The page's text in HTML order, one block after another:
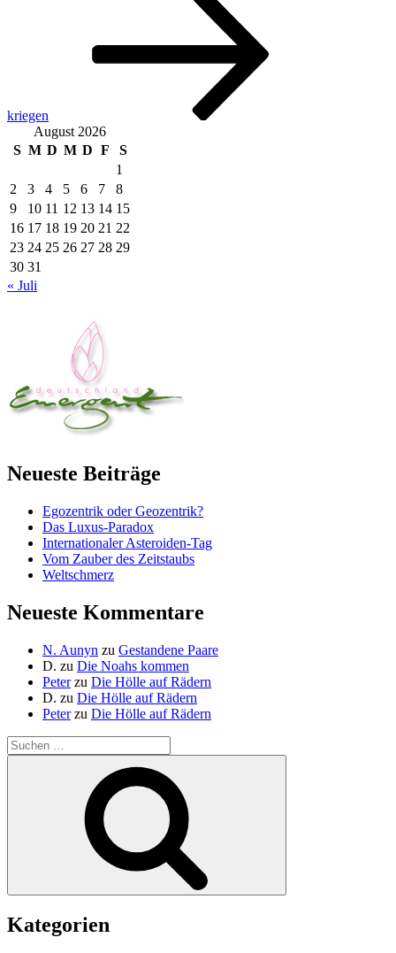
kriegen
August 2026
S M D M D F
S
1
2
3 4 5 6 7
8
9
10 11 12 13 14 15
16 17 18 19 20 21 22
23 24 25 26 27 28 29
30 31
« Juli
Neueste Beiträge
Egozentrik oder Geozentrik?
Das Luxus-Paradox
Internationaler Asteroiden-Tag
Vom Zauber des Zeitstaubs
Weltschmerz
Neueste Kommentare
N. Aunyn zu Gestandene Paare
D. zu Die Noahs kommen
Peterzu Die Hölle auf Rädern
D. zu Die Hölle auf Rädern
Peterzu Die Hölle auf Rädern
Suche
nach:
Kategorien